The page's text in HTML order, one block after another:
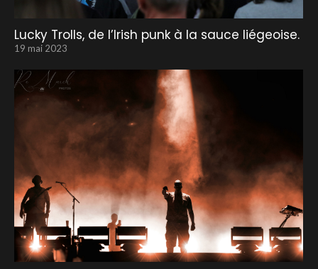
Lucky Trolls, de l’Irish punk à la sauce liégeoise.
19 mai 2023